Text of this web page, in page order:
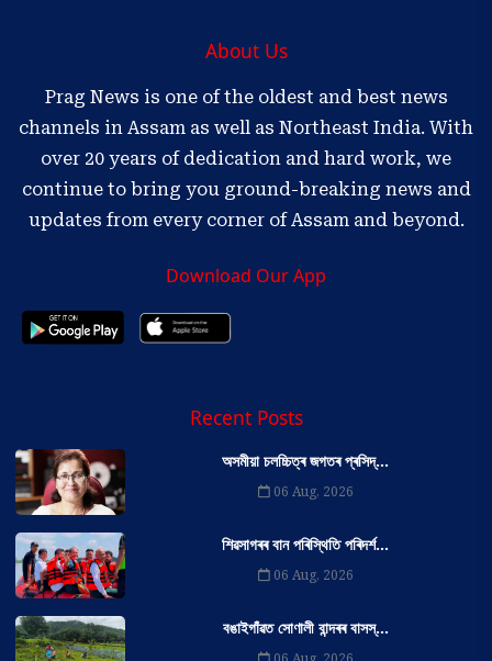
About Us
Prag News is one of the oldest and best news
channels in Assam as well as Northeast India. With
over 20 years of dedication and hard work, we
continue to bring you ground-breaking news and
updates from every corner of Assam and beyond.
Download Our App
Recent Posts
অসমীয়া চলচ্চিত্ৰ জগতৰ প্ৰসিদ্...
06 Aug, 2026
শিৱসাগৰৰ বান পৰিস্থিতি পৰিদৰ্শ...
06 Aug, 2026
বঙাইগাঁৱত সোণালী বান্দৰৰ বাসস্...